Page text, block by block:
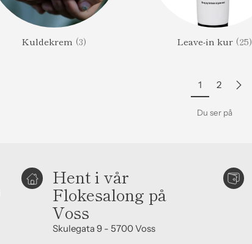
Kuldekrem (3) Leave-in kur (25)
1 2
Du ser på
Hent i vår
Flokesalong på
Voss
Skulegata 9 - 5700 Voss